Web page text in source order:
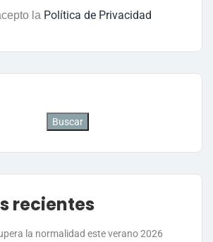
la Política de Privacidad
Buscar
recientes
la normalidad este verano 2026